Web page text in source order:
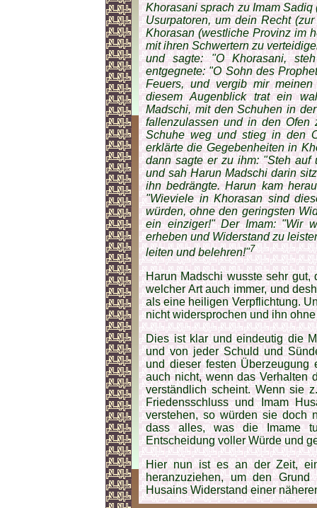
Khorasani sprach zu Imam
Usurpatoren, um dein Recht
Khorasan (westliche Provinz im
mit ihren Schwertern zu
und sagte: "O Khorasani,
entgegnete: "O Sohn des
Feuers, und vergib mir
diesem Augenblick trat ein
Madschi, mit den Schuhen in
fallenzulassen und in den Ofen
Schuhe weg und stieg in den
erklärte die Gegebenheiten in
dann sagte er zu ihm: "Steh auf
und sah Harun Madschi darin
ihn bedrängte. Harun kam
"Wieviele in Khorasan sind
würden, ohne den geringsten
ein einziger!" Der Imam: "Wir
erheben und Wider­stand zu
leiten und belehren!"7
Harun Madschi wusste sehr gut,
welcher Art auch immer, und
als eine heiligen Ver­pflich­tung.
nicht widersprochen und ihn
Dies ist klar und eindeutig die
und von jeder Schuld und
und dieser festen Überzeugung
auch nicht, wenn das Verhalten
verständlich scheint. Wenn sie
Friedensschluss und Imam
verstehen, so würden sie doch
dass alles, was die Imame
Entscheidung voller Würde und
Hier nun ist es an der Zeit,
heranzuziehen, um den
Husains Widerstand einer